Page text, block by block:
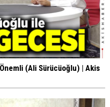
(Ali Sürücüoğlu) | Akis